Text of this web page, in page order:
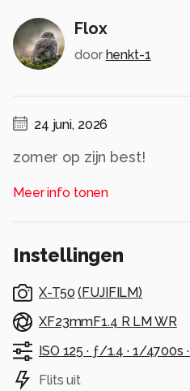
Flox
door henkt-1
24 juni, 2026
zomer op zijn best!
Alle rechten voorbehouden
Meer info tonen
Instellingen
X-T50 (FUJIFILM)
XF23mmF1.4 R LM WR
ISO 125 · ƒ/1.4 · 1/4700s ·
Flits uit